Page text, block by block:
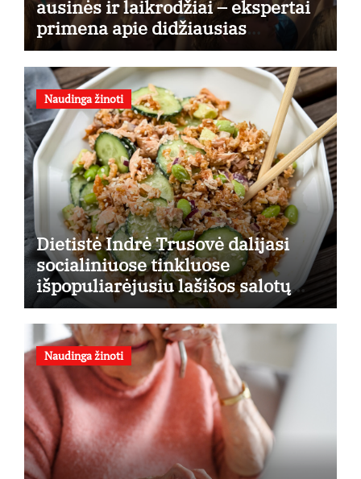
ausinės ir laikrodžiai – ekspertai
primena apie didžiausias
finansines rizikas
Naudinga žinoti
Dietistė Indrė Trusovė dalijasi
socialiniuose tinkluose
išpopuliarėjusiu lašišos salotų
receptu
Naudinga žinoti